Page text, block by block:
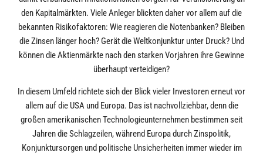
den Kapitalmärkten. Viele Anleger blickten daher vor allem auf die
bekannten Risikofaktoren: Wie reagieren die Notenbanken? Bleiben
die Zinsen länger hoch? Gerät die Weltkonjunktur unter Druck? Und
können die Aktienmärkte nach den starken Vorjahren ihre Gewinne
überhaupt verteidigen?
In diesem Umfeld richtete sich der Blick vieler Investoren erneut vor
allem auf die USA und Europa. Das ist nachvollziehbar, denn die
großen amerikanischen Technologieunternehmen bestimmen seit
Jahren die Schlagzeilen, während Europa durch Zinspolitik,
Konjunktursorgen und politische Unsicherheiten immer wieder im